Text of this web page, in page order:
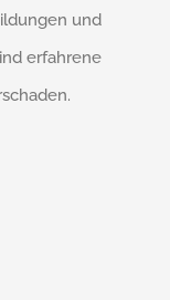
und
erfahrene